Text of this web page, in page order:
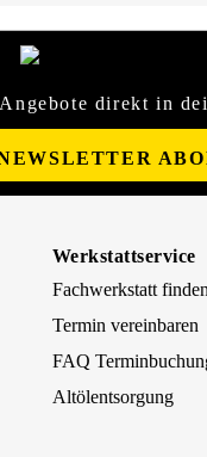
Angebote direkt in
Werkstattservice
Fachwerkstatt finden
Termin vereinbaren
FAQ
Altölentsorgung